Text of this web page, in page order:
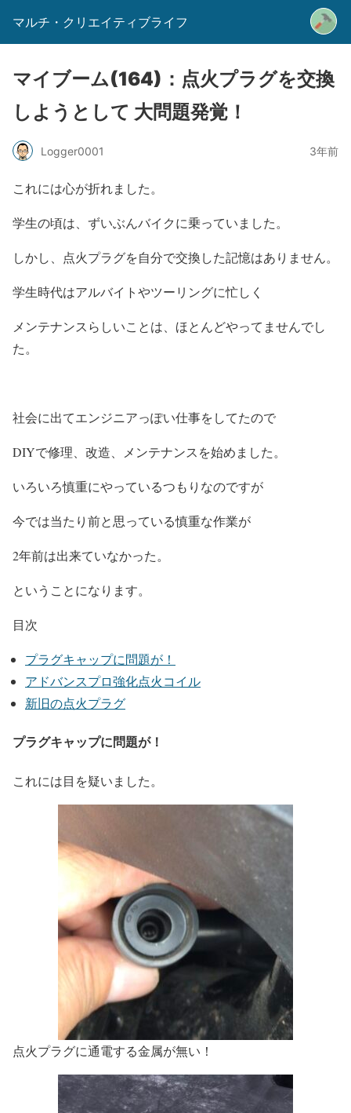
マルチ・クリエイティブライフ
マイブーム(164)：点火プラグを交換
しようとして 大問題発覚！
Logger0001 3年前
これには心が折れました。
学生の頃は、ずいぶんバイクに乗っていました。
しかし、点火プラグを自分で交換した記憶はありません。
学生時代はアルバイトやツーリングに忙しく
メンテナンスらしいことは、ほとんどやってませんでし
た。
社会に出てエンジニアっぽい仕事をしてたので
DIYで修理、改造、メンテナンスを始めました。
いろいろ慎重にやっているつもりなのですが
今では当たり前と思っている慎重な作業が
2年前は出来ていなかった。
ということになります。
目次
プラグキャップに問題が！
アドバンスプロ強化点火コイル
新旧の点火プラグ
プラグキャップに問題が！
これには目を疑いました。
点火プラグに通電する金属が無い！